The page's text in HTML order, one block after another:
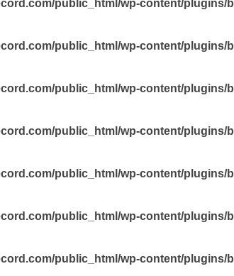
public_html/wp-content/
public_html/wp-content/
public_html/wp-content/
public_html/wp-content/
public_html/wp-content/
public_html/wp-content/
public_html/wp-content/